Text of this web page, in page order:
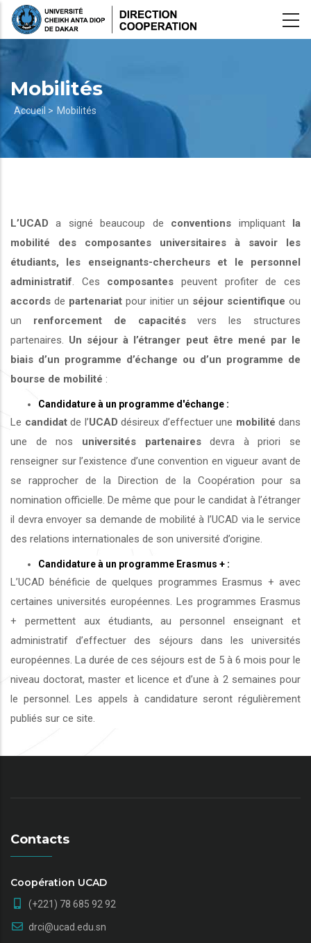
Aller
Mobilités
Fil
d'Ariane
Accueil > Mobilités
L’UCAD a signé beaucoup de conventions impliquant la
mobilité des composantes universitaires à savoir les
étudiants, les enseignants-chercheurs et le personnel
administratif . Ces composantes peuvent profiter de ces
accords de partenariat pour initier un séjour scientifique ou
un renforcement de capacitésvers les structures
partenaires. Un séjour à l’étranger peut être mené par le
biais d’un programme d’échange ou d’un programme de
bourse de mobilité :
Candidature à un programme d'échange :
Le candidatde l’UCAD désireux d’effectuer une mobilité dans
une de nos universités partenairesdevra à priori se
renseigner sur l’existence d’une convention en vigueur avant de
se rapprocher de la Direction de la Coopération pour sa
nomination officielle. De même que pour le candidat à l’étranger
il devra envoyer sa demande de mobilité à l’UCAD via le service
des relations internationales de son université d’origine.
Candidature à un programme Erasmus + :
L’UCAD bénéficie de quelques programmes Erasmus + avec
certaines universités européennes. Les programmes Erasmus
+ permettent aux étudiants, au personnel enseignant et
administratif d’effectuer des séjours dans les universités
européennes. La durée de ces séjours est de 5 à 6 mois pour le
niveau doctorat, master et licence et d’une à 2 semaines pour
le personnel. Les appels à candidature seront régulièrement
publiés sur ce site.
Contacts
Coopération UCAD
(+221) 78 685 92 92
drci@ucad.edu.sn